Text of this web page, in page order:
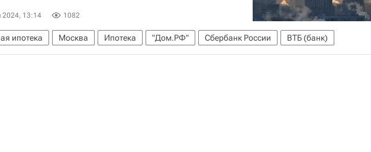
2024, 13:14 1082
ипотека Москва Ипотека "Дом.РФ" Сбербанк России ВТБ (банк)